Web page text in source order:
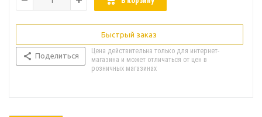
Быстрый заказ
Поделиться
Цена действительна только для интернет-
магазина и может отличаться от цен в
розничных магазинах